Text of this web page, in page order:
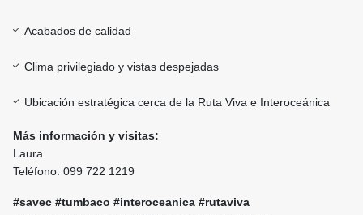
Acabados de calidad
Clima privilegiado y vistas despejadas
Ubicación estratégica cerca de la Ruta Viva e Interoceánica
Más información y visitas:
Laura
Teléfono: 099 722 1219
#savec #tumbaco #interoceanica #rutaviva